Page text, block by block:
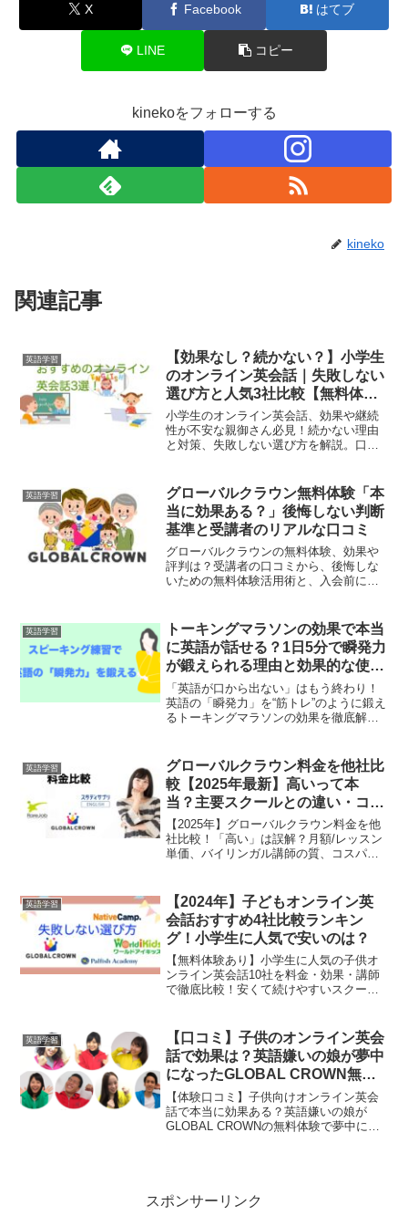
X Facebook はてブ
LINE コピー
kinekoをフォローする
kineko
関連記事
英語学習
【効果なし？続かない？】小学生
のオンライン英会話｜失敗しない
選び方と人気3社比較【無料体験
あり】
小学生のオンライン英会話、効果や継続
性が不安な親御さん必見！続かない理由
と対策、失敗しない選び方を解説。口コ
様にぴったりの英会話を見つけません
か？
英語学習
グローバルクラウン無料体験「本
当に効果ある？」後悔しない判断
基準と受講者のリアルな口コミ
グローバルクラウンの無料体験、効果や
評判は？受講者の口コミから、後悔しな
いための無料体験活用術と、入会前に確
サポート。
英語学習
トーキングマラソンの効果で本当
に英語が話せる？1日5分で瞬発力
が鍛えられる理由と効果的な使い
方を解説
「英語が口から出ない」はもう終わり！
英語の「瞬発力」を“筋トレ”のように鍛え
るトーキングマラソンの効果を徹底解
す。
英語学習
グローバルクラウン料金を他社比
較【2025年最新】高いって本
当？主要スクールとの違い・コス
パを徹底解説
【2025年】グローバルクラウン料金を他
社比較！「高い」は誤解？月額/レッスン
単価、バイリンガル講師の質、コスパを
英語学習
【2024年】子どもオンライン英
会話おすすめ4社比較ランキン
グ！小学生に人気で安いのは？
【無料体験あり】小学生に人気の子供オ
ンライン英会話10社を料金・効果・講師
で徹底比較！安くて続けやすいスクール
ます。後悔しない選び方のポイントも解
説。
英語学習
【口コミ】子供のオンライン英会
話で効果は？英語嫌いの娘が夢中
になったGLOBAL CROWN無料
体験をレビュー
【体験口コミ】子供向けオンライン英会
話で本当に効果ある？英語嫌いの娘が
GLOBAL CROWNの無料体験で夢中に！
スポンサーリンク